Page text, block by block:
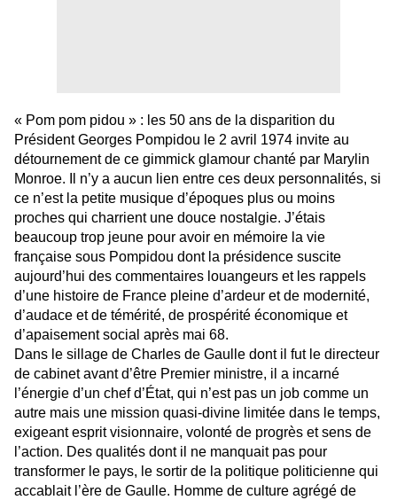
« Pom pom pidou » : les 50 ans de la disparition du
Président Georges Pompidou le 2 avril 1974 invite au
détournement de ce gimmick glamour chanté par Marylin
Monroe. Il n’y a aucun lien entre ces deux personnalités, si
ce n’est la petite musique d’époques plus ou moins
proches qui charrient une douce nostalgie. J’étais
beaucoup trop jeune pour avoir en mémoire la vie
française sous Pompidou dont la présidence suscite
aujourd’hui des commentaires louangeurs et les rappels
d’une histoire de France pleine d’ardeur et de modernité,
d’audace et de témérité, de prospérité économique et
d’apaisement social après mai 68.
Dans le sillage de Charles de Gaulle dont il fut le directeur
de cabinet avant d’être Premier ministre, il a incarné
l’énergie d’un chef d’État, qui n’est pas un job comme un
autre mais une mission quasi-divine limitée dans le temps,
exigeant esprit visionnaire, volonté de progrès et sens de
l’action. Des qualités dont il ne manquait pas pour
transformer le pays, le sortir de la politique politicienne qui
accablait l’ère de Gaulle. Homme de culture agrégé de